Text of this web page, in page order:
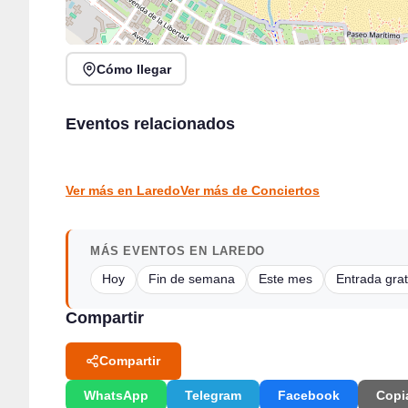
Cómo llegar
Eventos relacionados
Jack Moore Band en directo en Sarón
Sarón
Álvaro Piedra
Ver más en LaredoVer más de Conciertos
MÁS EVENTOS EN LAREDO
Hoy Fin de semana Este mes Entrada
Compartir
Compartir
WhatsApp Telegram Facebook